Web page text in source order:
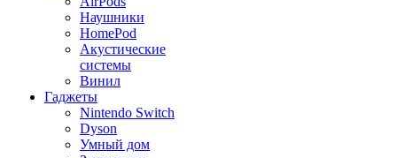
Наушники
HomePod
Акустические
системы
Винил
Гаджеты
Nintendo Switch
Dyson
Умный дом